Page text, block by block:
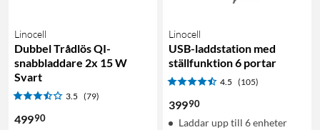
Linocell
Dubbel Trådlös QI-
snabbladdare 2x 15 W
Svart
3.5 (79)
49990
Linocell
USB-laddstation med
ställfunktion 6 portar
4.5 (105)
39990
Laddar upp till 6 enheter